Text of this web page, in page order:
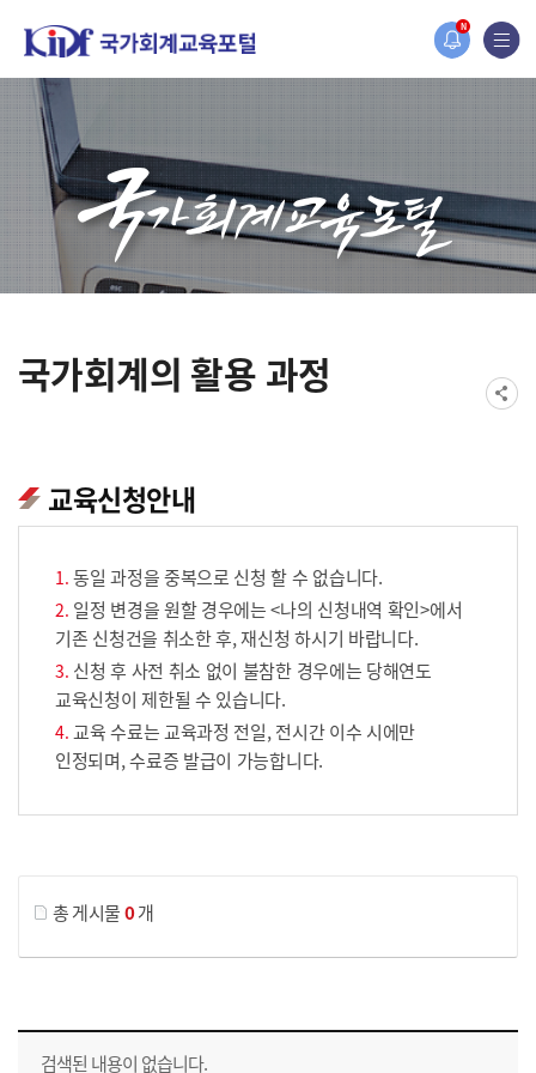
N
홈페이지가 새롭게 개편되었습니다.
한국조세재정연구원홈페이지가 새롭게 개설되었습니다.
국가회계의 활용 과정
교육신청안내
동일 과정을 중복으로 신청 할 수 없습니다.
일정 변경을 원할 경우에는 <나의 신청내역 확인>에서
기존 신청건을 취소한 후, 재신청 하시기 바랍니다.
신청 후 사전 취소 없이 불참한 경우에는 당해연도
교육신청이 제한될 수 있습니다.
교육 수료는 교육과정 전일, 전시간 이수 시에만
인정되며, 수료증 발급이 가능합니다.
총 게시물0개
교육신청 목록을 나타낸 표로 회차, 지역, 접수기간, 교육기간, 교육장소, 신청인원/모집인원, 상태로 나뉘어 설명합니다.
검색된 내용이 없습니다.